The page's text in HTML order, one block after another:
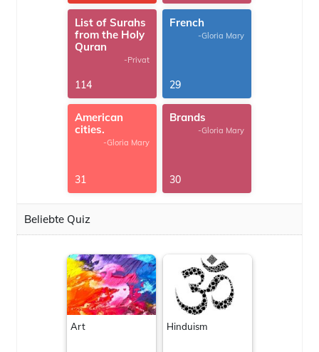
List of Surahs
from the Holy
Quran
-Privat
114
French
-Gloria Mary
29
American
cities.
-Gloria Mary
31
Brands
-Gloria Mary
30
Beliebte Quiz
Art Hinduism